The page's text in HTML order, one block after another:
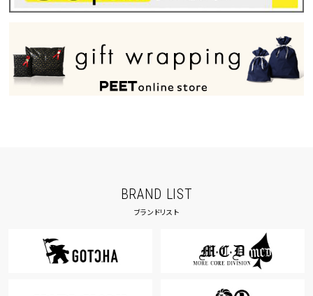
BRAND LIST
ブランドリスト